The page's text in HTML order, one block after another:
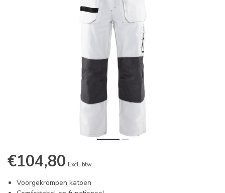
€104,80 Excl. btw
Voorgekrompen katoen